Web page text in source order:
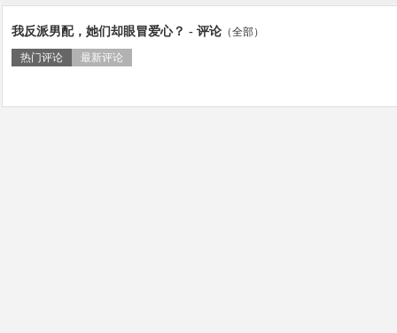
我反派男配，她们却眼冒爱心？ - 评论 （全部）
热门评论 最新评论